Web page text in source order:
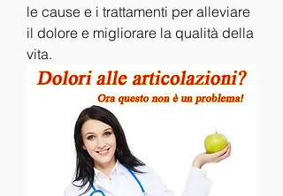
le cause e i trattamenti per alleviare
il dolore e migliorare la qualità della
vita.